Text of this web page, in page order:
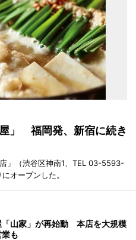
」 福岡発、新宿に続き
」（渋谷区神南1、TEL 03-5593-
オープンした。
「山家」が再始動 本店を大規模
も